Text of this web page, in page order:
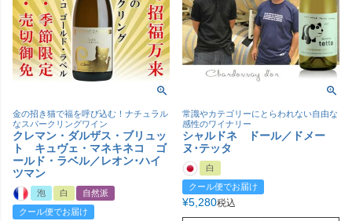
金の招き猫で福を呼び込む！ナチュラル
なスパークリングワイン
クレマン・ダルザス・ブリュッ
ト キュヴェ・マネキネコ ゴ
ールド・ラベル／レオン･ハイ
ツマン
泡 白
自然派
クール便でお届け
常識やカテゴリーにとらわれない自由な
感性のワイナリー
シャルドネ ドール／ドメー
ヌ･テッタ
白
クール便でお届け
¥5,280税込